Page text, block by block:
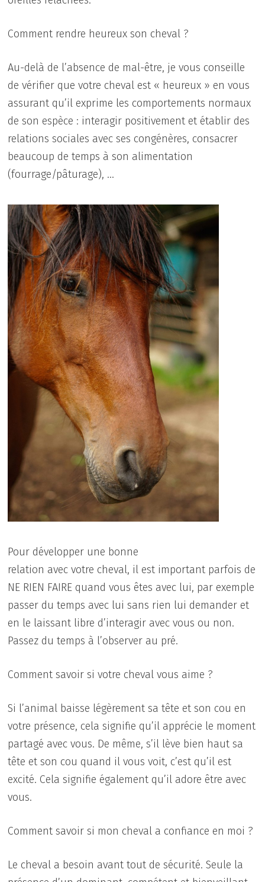
Comment rendre heureux son cheval ?
Au-delà de l’absence de mal-être, je vous conseille
de vérifier que votre cheval est « heureux » en vous
assurant qu’il exprime les comportements normaux
de son espèce : interagir positivement et établir des
relations sociales avec ses congénères, consacrer
beaucoup de temps à son alimentation
(fourrage/pâturage), …
Pour développer une bonne
relation avec votre cheval, il est important parfois de
NE RIEN FAIRE quand vous êtes avec lui, par exemple
passer du temps avec lui sans rien lui demander et
en le laissant libre d’interagir avec vous ou non.
Passez du temps à l’observer au pré.
Comment savoir si votre cheval vous aime ?
Si l’animal baisse légèrement sa tête et son cou en
votre présence, cela signifie qu’il apprécie le moment
partagé avec vous. De même, s’il lève bien haut sa
tête et son cou quand il vous voit, c’est qu’il est
excité. Cela signifie également qu’il adore être avec
vous.
Comment savoir si mon cheval a confiance en moi ?
Le cheval a besoin avant tout de sécurité. Seule la